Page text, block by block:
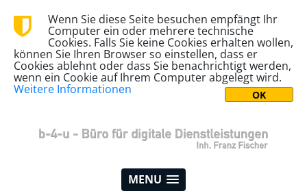
Wenn Sie diese Seite besuchen empfängt Ihr
Computer ein oder mehrere technische
Cookies. Falls Sie keine Cookies erhalten wollen,
können Sie Ihren Browser so einstellen, dass er
Cookies ablehnt oder dass Sie benachrichtigt werden,
wenn ein Cookie auf Ihrem Computer abgelegt wird.
Weitere Informationen
MENU